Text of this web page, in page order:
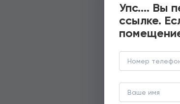
Упс…. Вы
ссылке.